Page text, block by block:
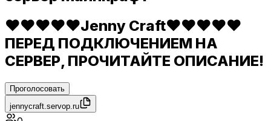
❤❤❤❤❤Jenny Craft❤❤❤❤❤
ПЕРЕД ПОДКЛЮЧЕНИЕМ НА
СЕРВЕР, ПРОЧИТАЙТЕ ОПИСАНИЕ!
Проголосовать
jennycraft.servop.ru